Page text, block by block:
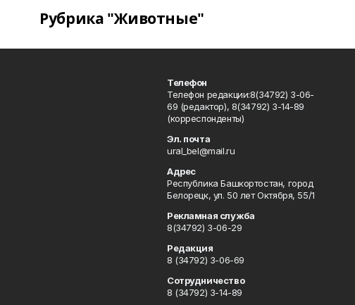
Рубрика "Животные"
Телефон
Телефон редакции:8(34792) 3-06-
69 (редактор), 8(34792) 3-14-89
(корреспонденты)
Эл. почта
ural_bel@mail.ru
Адрес
Республика Башкортостан, город
Белорецк, ул. 50 лет Октября, 55/1
Рекламная служба
8(34792) 3-06-29
Редакция
8 (34792) 3-06-69
Сотрудничество
8 (34792) 3-14-89